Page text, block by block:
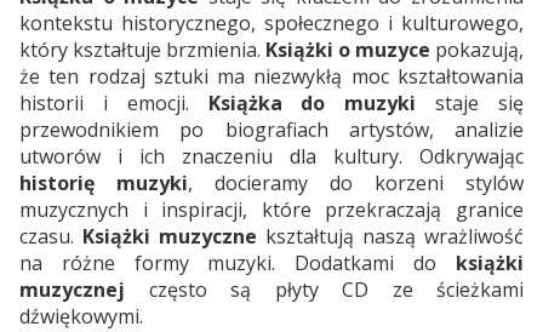
kontekstu historycznego, społecznego i kulturowego,
który kształtuje brzmienia. Książki o muzyce pokazują,
że ten rodzaj sztuki ma niezwykłą moc kształtowania
historii i emocji. Książka do muzyki staje się
przewodnikiem po biografiach artystów, analizie
utworów i ich znaczeniu dla kultury. Odkrywając
historię muzyki, docieramy do korzeni stylów
muzycznych i inspiracji, które przekraczają granice
czasu. Książki muzyczne kształtują naszą wrażliwość
na różne formy muzyki. Dodatkami do książki
muzycznej często są płyty CD ze ścieżkami
dźwiękowymi.